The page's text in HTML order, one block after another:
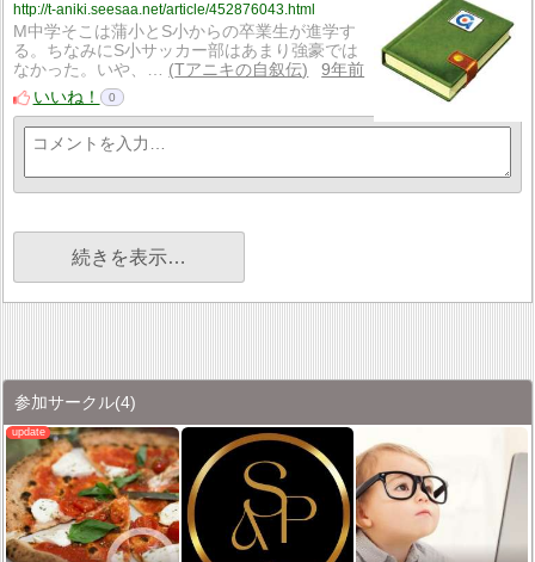
http://t-aniki.seesaa.net/article/452876043.html
M中学そこは蒲小とS小からの卒業生が進学す
る。ちなみにS小サッカー部はあまり強豪では
なかった。いや、…
Tアニキの自叙伝
9年前
いいね！
0
続きを表示…
参加サークル(4)